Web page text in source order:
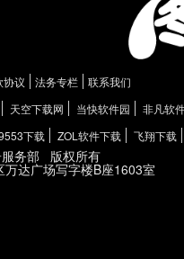
协议 法务专栏
联系我们
天空下载网 当快软件园
非凡软
下载 ZOL软件下载 飞翔下载
务部 版权所有
达广场写字楼B座1603室